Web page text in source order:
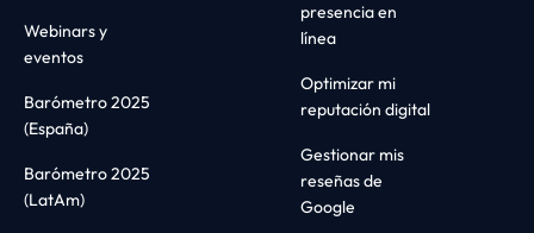
Webinars y
eventos
Barómetro 2025
(España)
Barómetro 2025
(LatAm)
presencia en
línea
Optimizar mi
reputación digital
Gestionar mis
reseñas de
Google